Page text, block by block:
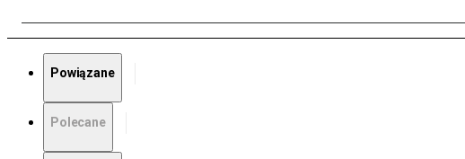
Powiązane
Polecane